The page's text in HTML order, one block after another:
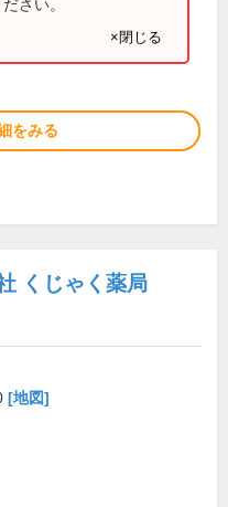
さい。
×閉じる
をみる
くじゃく薬局
[地図]